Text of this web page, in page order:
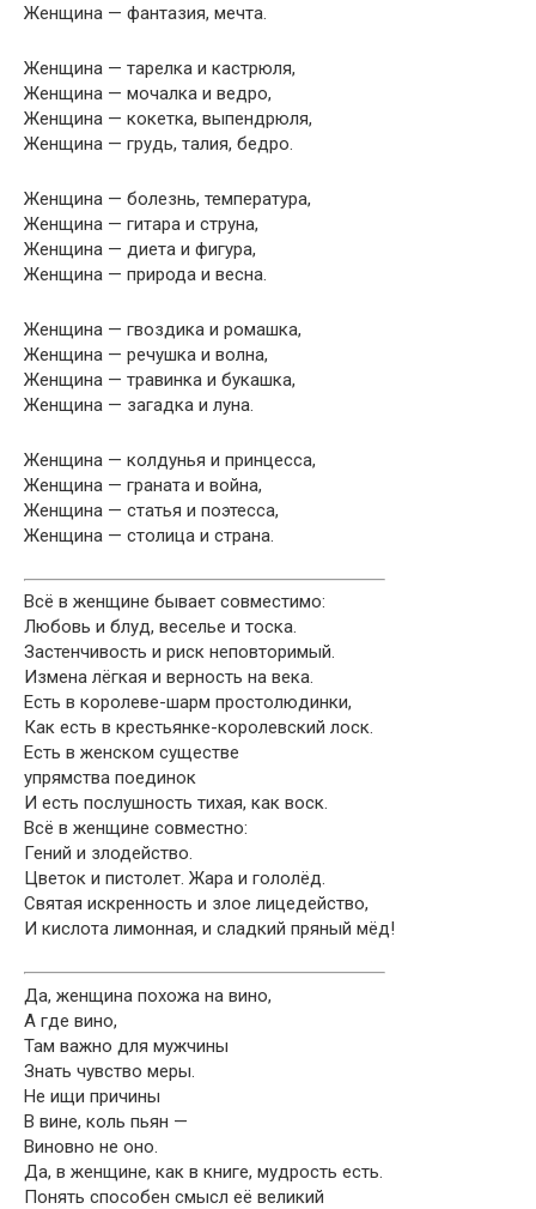
Женщина — фантазия, мечта.
Женщина — тарелка и кастрюля,
Женщина — мочалка и ведро,
Женщина — кокетка, выпендрюля,
Женщина — грудь, талия, бедро.
Женщина — болезнь, температура,
Женщина — гитара и струна,
Женщина — диета и фигура,
Женщина — природа и весна.
Женщина — гвоздика и ромашка,
Женщина — речушка и волна,
Женщина — травинка и букашка,
Женщина — загадка и луна.
Женщина — колдунья и принцесса,
Женщина — граната и война,
Женщина — статья и поэтесса,
Женщина — столица и страна.
Всё в женщине бывает совместимо:
Любовь и блуд, веселье и тоска.
Застенчивость и риск неповторимый.
Измена лёгкая и верность на века.
Есть в королеве-шарм простолюдинки,
Как есть в крестьянке-королевский лоск.
Есть в женском существе
упрямства поединок
И есть послушность тихая, как воск.
Всё в женщине совместно:
Гений и злодейство.
Цветок и пистолет. Жара и гололёд.
Святая искренность и злое лицедейство,
И кислота лимонная, и сладкий пряный мёд!
Да, женщина похожа на вино,
А где вино,
Там важно для мужчины
Знать чувство меры.
Не ищи причины
В вине, коль пьян —
Виновно не оно.
Да, в женщине, как в книге, мудрость есть.
Понять способен смысл её великий